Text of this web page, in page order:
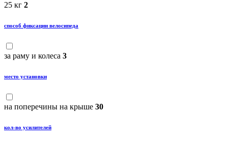
25 кг 2
способ фиксации велосипеда
за раму и колеса 3
место установки
на поперечины на крыше 30
кол-во усилителей